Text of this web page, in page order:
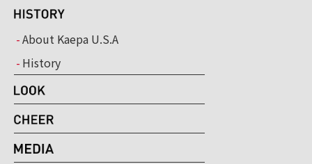
About Kaepa U.S.A
History